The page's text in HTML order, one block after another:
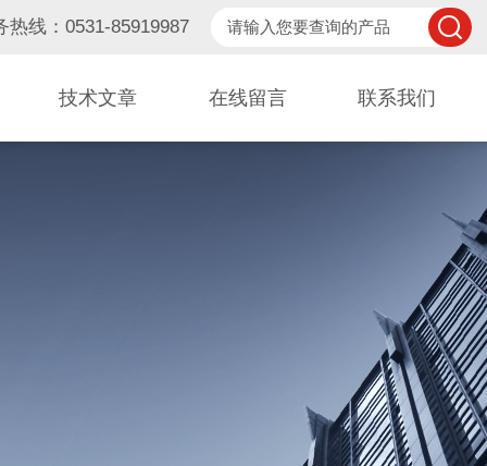
热线：0531-85919987
技术文章 在线留言 联系我们